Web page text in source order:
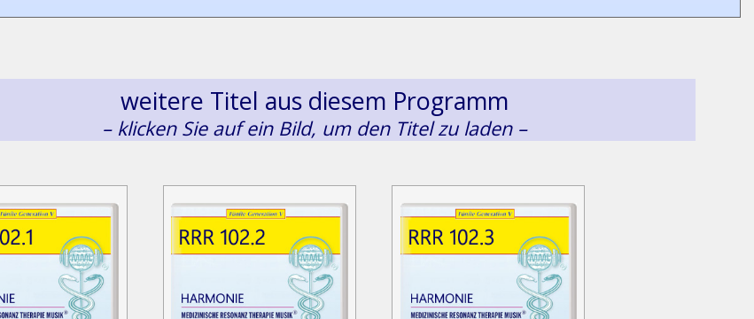
weitere Titel aus diesem Programm
– klicken Sie auf ein Bild, um den Titel zu laden –